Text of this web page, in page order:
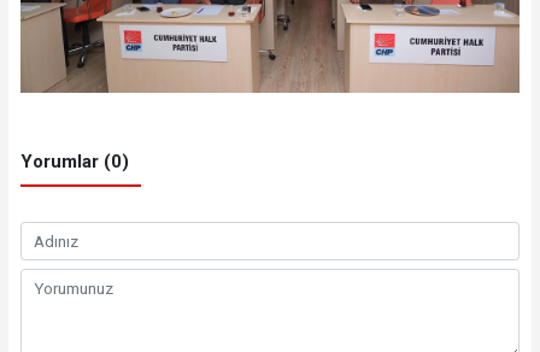
Yorumlar (0)